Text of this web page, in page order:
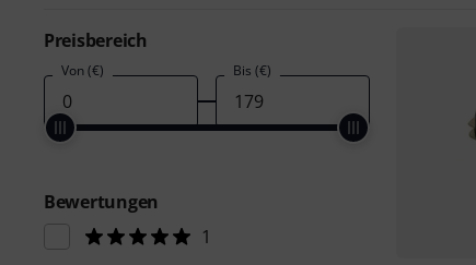
Preisbereich
Von (€) Bis (€)
Bewertungen
1